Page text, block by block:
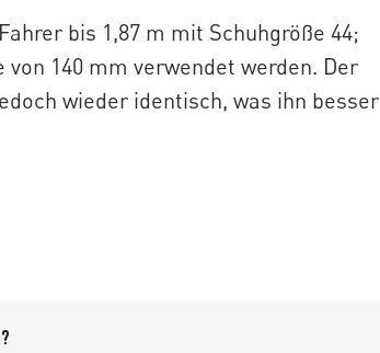
bis 1,87 m mit Schuhgröße 44;
140 mm verwendet werden. Der
wieder identisch, was ihn besser